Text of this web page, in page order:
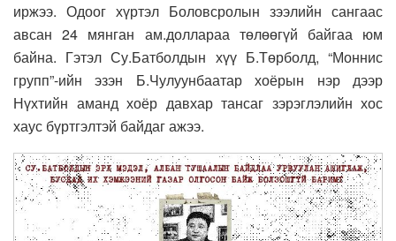
иржээ. Одоог хүртэл Боловсролын зээлийн сангаас
авсан 24 мянган ам.доллараа төлөөгүй байгаа юм
байна. Гэтэл Су.Батболдын хүү Б.Төрболд, “Моннис
групп”-ийн эзэн Б.Чулуунбаатар хоёрын нэр дээр
Нүхтийн аманд хоёр давхар тансаг зэрэглэлийн хос
хаус бүртгэлтэй байдаг ажээ.